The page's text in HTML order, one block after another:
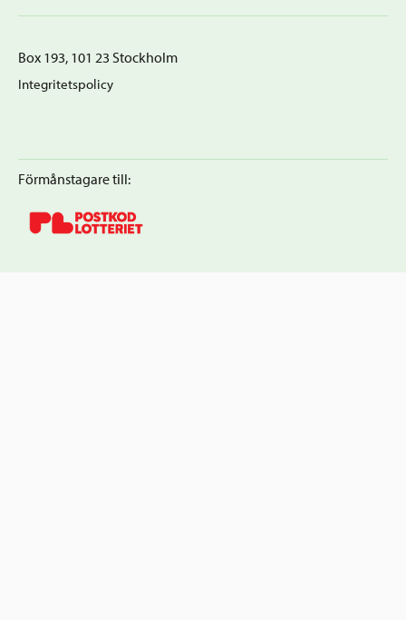
Förmånstagare till:
Box 193, 101 23 Stockholm
Integritetspolicy